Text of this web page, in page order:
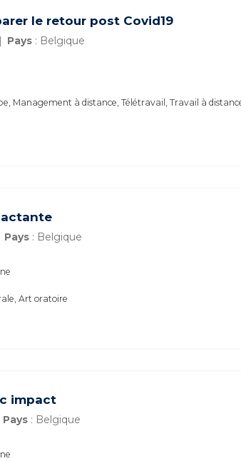
le retour post Covid19
Pays : Belgique
Management à distance, Télétravail, Travail à
Pays : Belgique
Art oratoire
impact
Pays : Belgique